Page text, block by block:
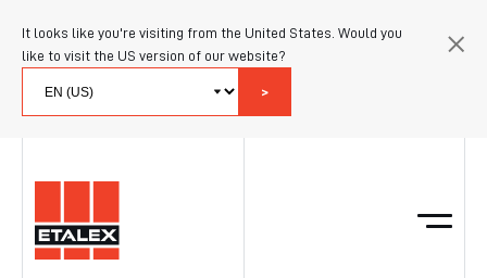
It looks like you're visiting from the United States. Would you
like to visit the US version of our website?
>